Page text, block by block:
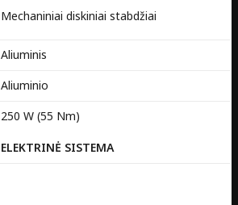
Mechaniniai diskiniai stabdžiai
Aliuminis
Aliuminio
250 W (55 Nm)
ELEKTRINĖ SISTEMA